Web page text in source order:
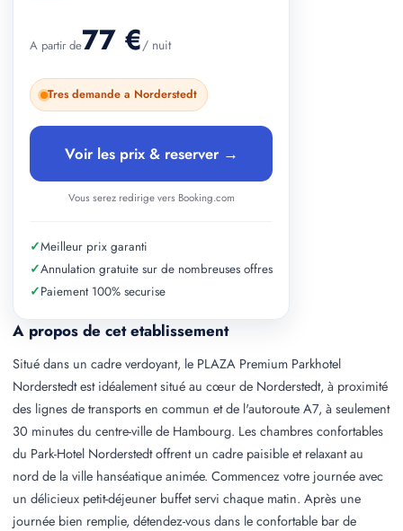
A propos de cet etablissement
Situé dans un cadre verdoyant, le PLAZA Premium Parkhotel
Norderstedt est idéalement situé au cœur de Norderstedt, à proximité
des lignes de transports en commun et de l'autoroute A7, à seulement
30 minutes du centre-ville de Hambourg. Les chambres confortables
du Park-Hotel Norderstedt offrent un cadre paisible et relaxant au
nord de la ville hanséatique animée. Commencez votre journée avec
un délicieux petit-déjeuner buffet servi chaque matin. Après une
journée bien remplie, détendez-vous dans le confortable bar de
A partir de77 €/ nuit
Tres demande a Norderstedt
Voir les prix & reserver →
Vous serez redirige vers Booking.com
✓Meilleur prix garanti
✓Annulation gratuite sur de nombreuses offres
✓Paiement 100% securise